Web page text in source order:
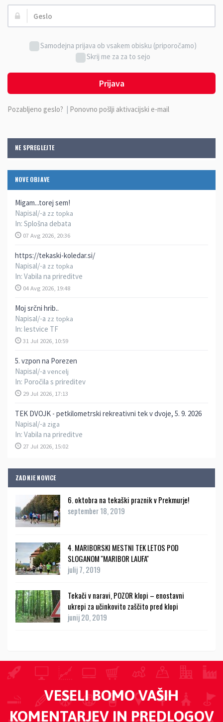
NE SPREGLEJTE
NOVE OBJAVE
Migam...torej sem!
Napisal/-a zz topka
In: Splošna debata
07 Avg 2026, 20:36
https://tekaski-koledar.si/
Napisal/-a zz topka
In: Vabila na prireditve
04 Avg 2026, 19:48
Moj srčni hrib..
Napisal/-a zz topka
In: lestvice TF
31 Jul 2026, 10:59
5. vzpon na Porezen
Napisal/-a vencelj
In: Poročila s prireditev
29 Jul 2026, 17:13
TEK DVOJK - petkilometrski rekreativni tek v dvoje, 5. 9. 2026
Napisal/-a ziga
In: Vabila na prireditve
27 Jul 2026, 15:02
ZADNJE NOVICE
6. oktobra na tekaški praznik v Prekmurje!
september 18, 2019
4. MARIBORSKI MESTNI TEK LETOS POD
SLOGANOM ''MARIBOR LAUFA''
julij 7, 2019
Tekači v naravi, POZOR klopi – enostavni
ukrepi za učinkovito zaščito pred klopi
junij 20, 2019
Geslo:
Samodejna prijava ob vsakem obisku (priporočamo)
Skrij me za za to sejo
Prijava
Pozabljeno geslo? | Ponovno pošlji aktivacijski e-mail
VESELI BOMO VAŠIH
KOMENTARJEV IN PREDLOGOV